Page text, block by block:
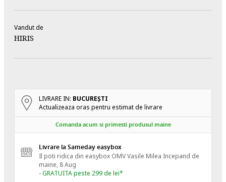
Vandut de
HIRIS
LIVRARE IN: BUCUREŞTI
Actualizeaza oras pentru estimat de livrare
Comanda acum si primesti produsul maine
Livrare la Sameday easybox
Il poti ridica din easybox OMV Vasile Milea Incepand de
maine, 8 Aug
- GRATUITA peste 299 de lei*